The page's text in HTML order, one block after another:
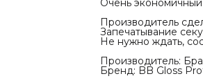
Очень
Производитель
Запечатывание
Не нужно ждать,
Производитель:
Бренд: BB Gloss